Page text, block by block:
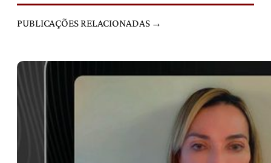
PUBLICAÇÕES RELACIONADAS →